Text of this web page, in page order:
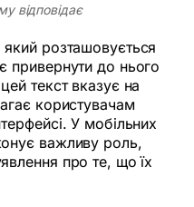
відповідає
розташовується
привернути до нього
текст вказує на
користувачам
У мобільних
важливу роль,
про те, що їх